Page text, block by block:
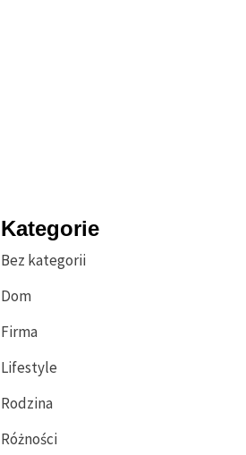
Kategorie
Bez kategorii
Dom
Firma
Lifestyle
Rodzina
Różności